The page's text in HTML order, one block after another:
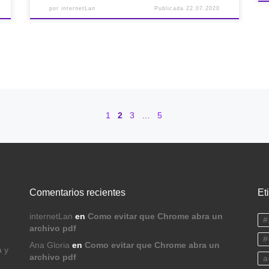
porinternetLan Publicada 22.07.2020
1 2 3 … 5
y
Comentarios recientes
internetLan en Como evitar que Chrome abra un
archivo pdf
Ana Gloria en Como evitar que Chrome abra un
archivo pdf